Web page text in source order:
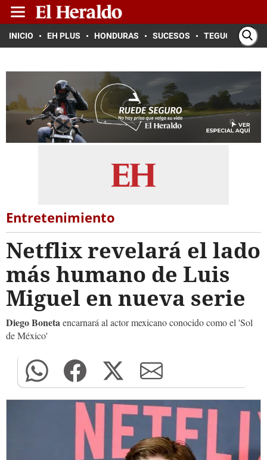
INICIO EH PLUS HONDURAS SUCESOS TEGUCIGALPA
Entretenimiento
Netflix revelará el lado
más humano de Luis
Miguel en nueva serie
Diego Bonetaencarnará al actor mexicano conocido como el 'Sol
de México'